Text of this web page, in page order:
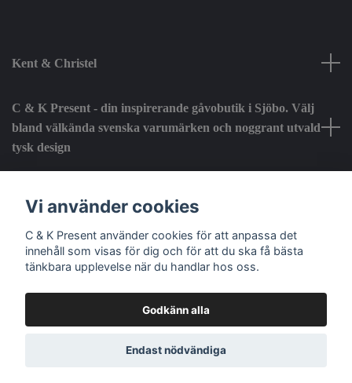
Kent & Christel
C & K Present - din inspirerande gåvobutik i Sjöbo. Välj
bland välkända svenska varumärken och noggrant utvald
tysk design
Sociala medier
© 2026 C & K Present
Vi använder cookies
C & K Present använder cookies för att anpassa det
innehåll som visas för dig och för att du ska få bästa
tänkbara upplevelse när du handlar hos oss.
Godkänn alla
Endast nödvändiga